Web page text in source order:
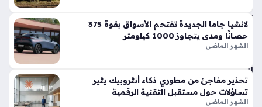
الأ
وا
الح
الي
ة
لانشيا جاما الجديدة تقتحم الأسواق بقوة 375
حصانًا ومدى يتجاوز 1000 كيلومتر
الشهر الماضي
تحذير مفاجئ من مطوري ذكاء أنثروبيك يثير
تساؤلات حول مستقبل التقنية الرقمية
الشهر الماضي